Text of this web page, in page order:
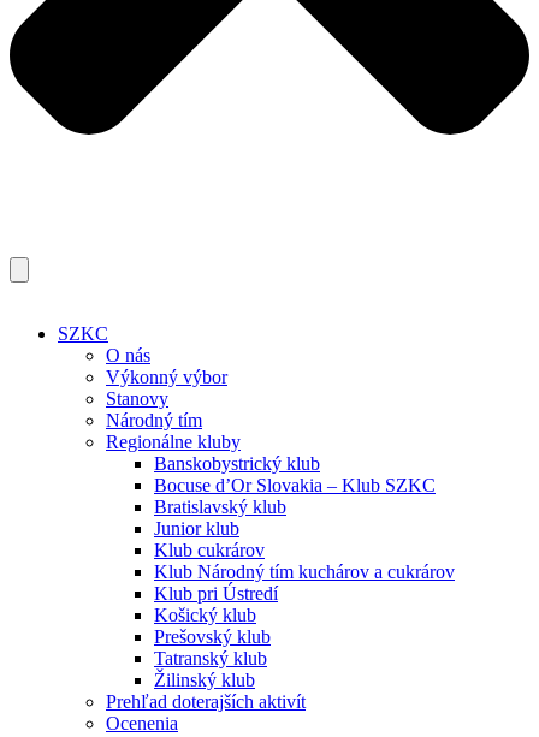
SZKC
O nás
Výkonný výbor
Stanovy
Národný tím
Regionálne kluby
Banskobystrický klub
Bocuse d’Or Slovakia – Klub SZKC
Bratislavský klub
Junior klub
Klub cukrárov
Klub Národný tím kuchárov a cukrárov
Klub pri Ústredí
Košický klub
Prešovský klub
Tatranský klub
Žilinský klub
Prehľad doterajších aktivít
Ocenenia